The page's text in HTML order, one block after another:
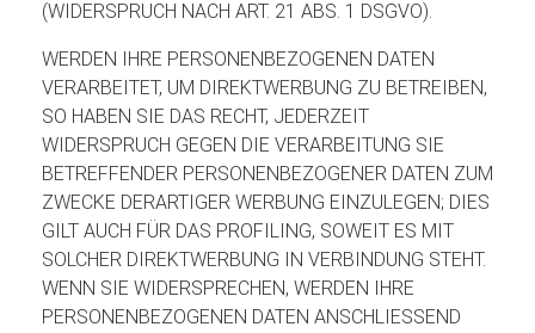
(WIDERSPRUCH NACH ART. 21 ABS. 1 DSGVO).
WERDEN IHRE PERSONENBEZOGENEN DATEN
VERARBEITET, UM DIREKTWERBUNG ZU BETREIBEN,
SO HABEN SIE DAS RECHT, JEDERZEIT
WIDERSPRUCH GEGEN DIE VERARBEITUNG SIE
BETREFFENDER PERSONENBEZOGENER DATEN ZUM
ZWECKE DERARTIGER WERBUNG EINZULEGEN; DIES
GILT AUCH FÜR DAS PROFILING, SOWEIT ES MIT
SOLCHER DIREKTWERBUNG IN VERBINDUNG STEHT.
WENN SIE WIDERSPRECHEN, WERDEN IHRE
PERSONENBEZOGENEN DATEN ANSCHLIESSEND